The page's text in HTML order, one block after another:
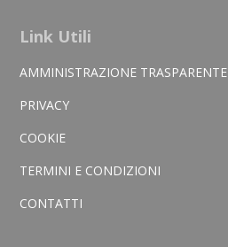
Link Utili
AMMINISTRAZIONE TRASPARENTE
PRIVACY
COOKIE
TERMINI E CONDIZIONI
CONTATTI